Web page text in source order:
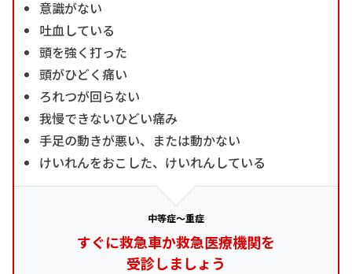
意識がない
吐血している
頭を強く打った
頭がひどく痛い
ろれつが回らない
我慢できないひどい痛み
手足の動きが悪い、または動かない
けいれんをおこした、けいれんしている
中等症～重症
すぐに救急車か救急医療機関を
受診しましょう